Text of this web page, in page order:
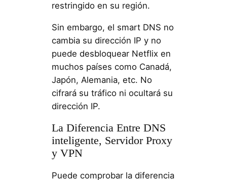
restringido en su región.
Sin embargo, el smart DNS no
cambia su dirección IP y no
puede desbloquear Netflix en
muchos países como Canadá,
Japón, Alemania, etc. No
cifrará su tráfico ni ocultará su
dirección IP.
La Diferencia Entre DNS
inteligente, Servidor Proxy
y VPN
Puede comprobar la diferencia